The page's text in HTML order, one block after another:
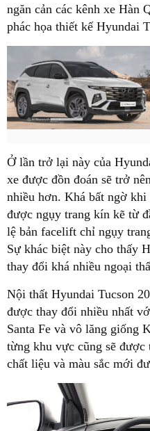
ngăn cản các kênh xe Hàn
phác họa thiết kế Hyundai
Ở lần trở lại này của
xe được đồn đoán sẽ trở
nhiều hơn. Khá bất ngờ
được ngụy trang kín kẽ từ
lệ bản facelift chỉ ngụy
Sự khác biệt này cho thấy
thay đổi khá nhiều ngoại
Nội thất Hyundai Tucson
được thay đổi nhiều nhất
Santa Fe và vô lăng giống
từng khu vực cũng sẽ
chất liệu và màu sắc mới